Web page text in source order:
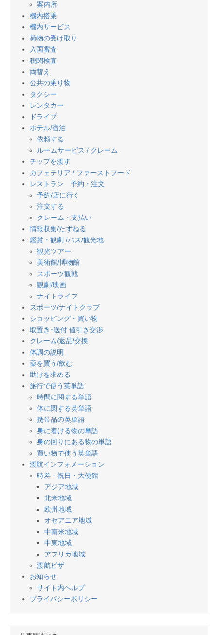
案内所
機内搭乗
機内サービス
荷物の受け取り
入国審査
税関検査
両替え
公共の乗り物
タクシー
レンタカー
ドライブ
ホテル/宿泊
依頼する
ルームサービス / クレーム
チップを渡す
カフェテリア / ファーストフード
レストラン 予約・注文
予約/店に行く
注文する
クレーム・支払い
情報収集/たずねる
鑑賞・観劇 /バス/観光地
観光ツアー
美術館/博物館
スポーツ観戦
観劇/映画
ナイトライフ
スポーツ/ナイトクラブ
ショッピング・買い物
取置き･送付 値引き交渉
クレーム/返品/交換
体調の説明
薬を買う/飲む
助けを求める
旅行で使う英単語
時間に関する単語
体に関する英単語
携帯品の英単語
身に着ける物の単語
身の回りにある物の単語
買い物で使う英単語
渡航インフォメーション
時差・祝日・大使館
アジア地域
北米地域
欧州地域
オセアニア地域
中南米地域
中東地域
アフリカ地域
渡航ビザ
お知らせ
サイト内ヘルプ
プライバシーポリシー